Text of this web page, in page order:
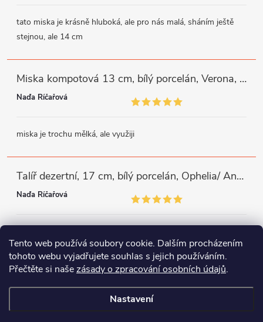
Tento web používá soubory cookie. Dalším procházením
tohoto webu vyjadřujete souhlas s jejich používáním.
Přečtěte si našezásady o zpracování osobních údajů.
Nastavení
tato miska je krásně hluboká, ale pro nás malá, sháním ještě
stejnou, ale 14 cm
Miska kompotová 13 cm, bílý porcelán, Verona, G. Benedikt
Naďa Říčařová
miska je trochu mělká, ale využiji
Talíř dezertní, 17 cm, bílý porcelán, Ophelia/ Angelina, Thun Rulak Zettlitz
Naďa Říčařová
doplnit